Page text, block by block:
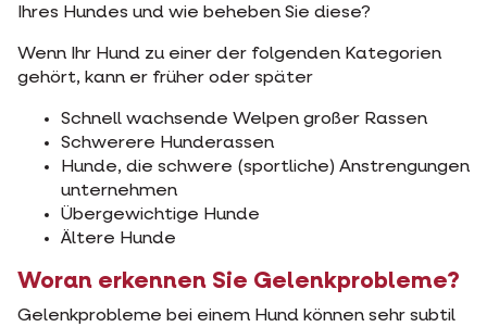
Ihres Hundes und wie beheben Sie diese?
Wenn Ihr Hund zu einer der folgenden Kategorien
gehört, kann er früher oder später
Schnell wachsende Welpen großer Rassen
Schwerere Hunderassen
Hunde, die schwere (sportliche) Anstrengungen
unternehmen
Übergewichtige Hunde
Ältere Hunde
Woran erkennen Sie Gelenkprobleme?
Gelenkprobleme bei einem Hund können sehr subtil